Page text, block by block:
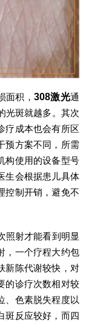
面积， 308激光通
光斑就越多。其次
疗成本也会有所区
预方案不同，所需
构使用的设备型号
生会根据患儿具体
控制开销，避免不
照射才能看到明显
，一个疗程大约包
新陈代谢较快，对
的诊疗次数相对较
、色素脱失程度以
斑反应较好，而四